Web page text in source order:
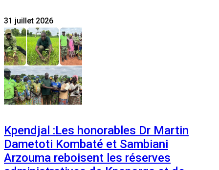
31 juillet 2026
Kpendjal :Les honorables Dr Martin
Dametoti Kombaté et Sambiani
Arzouma reboisent les réserves